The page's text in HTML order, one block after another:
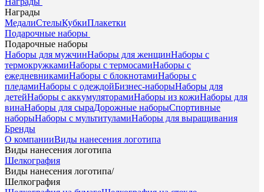
Награды
МедалиСтелыКубкиПлакетки
Подарочные наборы
Подарочные наборы
Наборы для мужчинНаборы для женщинНаборы с
термокружкамиНаборы с термосамиНаборы с
ежедневникамиНаборы с блокнотамиНаборы с
пледамиНаборы с одеждойБизнес-наборыНаборы для
детейНаборы с аккумуляторамиНаборы из кожиНаборы для
винаНаборы для сыраДорожные наборыСпортивные
наборыНаборы с мультитуламиНаборы для выращивания
Бренды
О компанииВиды нанесения логотипа
Виды нанесения логотипа
Шелкография
Виды нанесения логотипа/
Шелкография